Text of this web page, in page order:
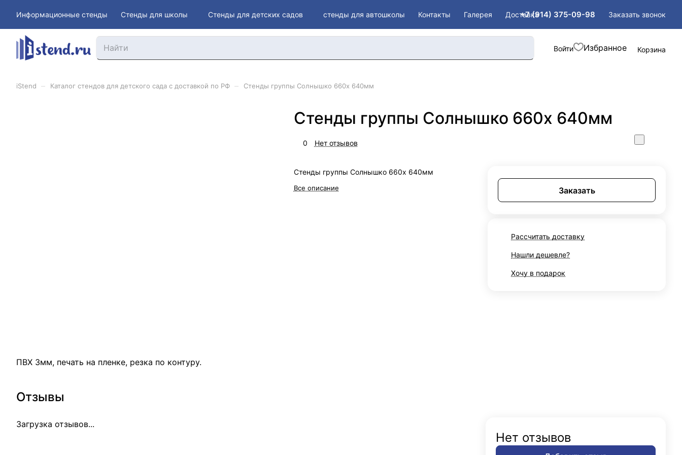
Информационные стенды Стенды для школы Стенды для детских садов стенды для автошколы Контакты Галерея Доставка
+7 (914) 375-09-98 Заказать звонок
Войти Корзина
iStend Каталог стендов для детского сада с доставкой по РФ Стенды группы Солнышко 660х 640мм
Стенды группы Солнышко 660х 640мм
0 Нет отзывов
Стенды группы Солнышко 660х 640мм
Все описание Заказать
Рассчитать доставку
Нашли дешевле?
Хочу в подарок
ПВХ 3мм, печать на пленке, резка по контуру.
Отзывы
Загрузка отзывов...
Нет отзывов